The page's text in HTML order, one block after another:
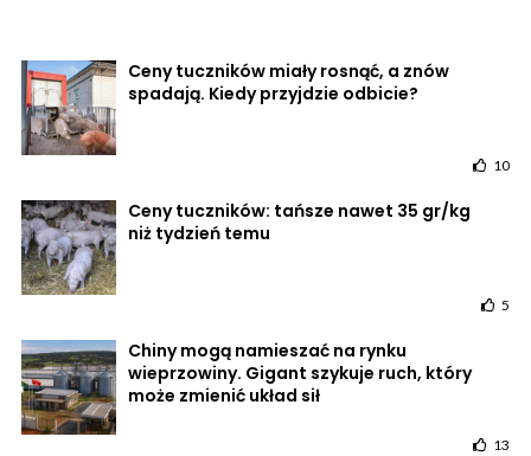
Ceny tuczników miały rosnąć, a znów
spadają. Kiedy przyjdzie odbicie?
10
Ceny tuczników: tańsze nawet 35 gr/kg
niż tydzień temu
5
Chiny mogą namieszać na rynku
wieprzowiny. Gigant szykuje ruch, który
może zmienić układ sił
13